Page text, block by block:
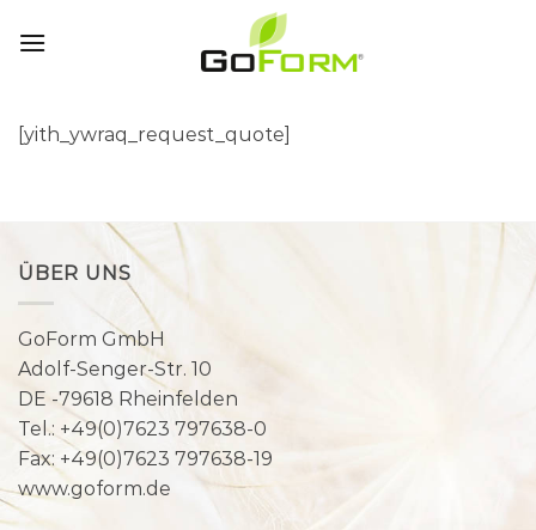
[yith_ywraq_request_quote]
ÜBER UNS
GoForm GmbH
Adolf-Senger-Str. 10
DE -79618 Rheinfelden
Tel.: +49(0)7623 797638-0
Fax: +49(0)7623 797638-19
www.goform.de